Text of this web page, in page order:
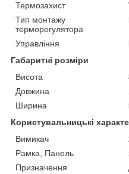
Термозахист
Тип монтажу
терморегулятора
Управління
Габаритні розміри
Висота
Довжина
Ширина
Користувальницькі
Вимикач
Рамка, Панель
Призначення